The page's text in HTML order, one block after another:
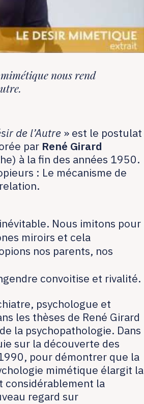
nous rend
de l’Autre » est le postulat
par René Girard
à la fin des années 1950.
: Le mécanisme de
Nous imitons pour
miroirs et cela
nos parents, nos
convoitise et rivalité.
psychologue et
les thèses de René Girard
la psychopathologie. Dans
sur la découverte des
pour démontrer que la
mimétique élargit la
considérablement la
regard sur